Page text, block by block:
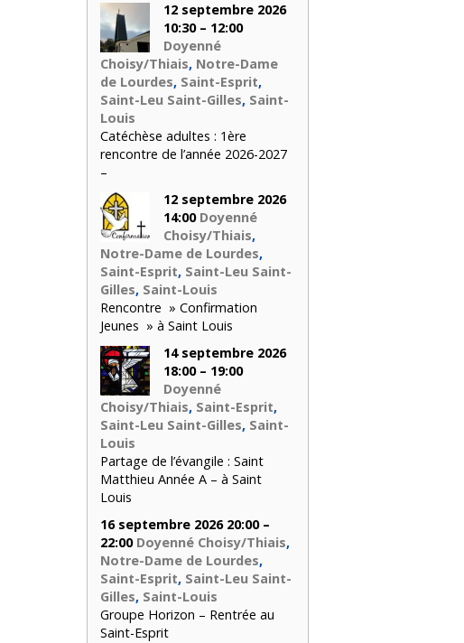
12 septembre 2026
10:30 – 12:00
Doyenné
Choisy/Thiais, Notre-Dame
de Lourdes, Saint-Esprit,
Saint-Leu Saint-Gilles, Saint-
Louis
Catéchèse adultes : 1ère
rencontre de l’année 2026-2027
–
12 septembre 2026
14:00 Doyenné
Choisy/Thiais,
Notre-Dame de Lourdes,
Saint-Esprit, Saint-Leu Saint-
Gilles, Saint-Louis
Rencontre » Confirmation
Jeunes » à Saint Louis
14 septembre 2026
18:00 – 19:00
Doyenné
Choisy/Thiais, Saint-Esprit,
Saint-Leu Saint-Gilles, Saint-
Louis
Partage de l’évangile : Saint
Matthieu Année A – à Saint
Louis
16 septembre 2026 20:00 –
22:00 Doyenné Choisy/Thiais,
Notre-Dame de Lourdes,
Saint-Esprit, Saint-Leu Saint-
Gilles, Saint-Louis
Groupe Horizon – Rentrée au
Saint-Esprit